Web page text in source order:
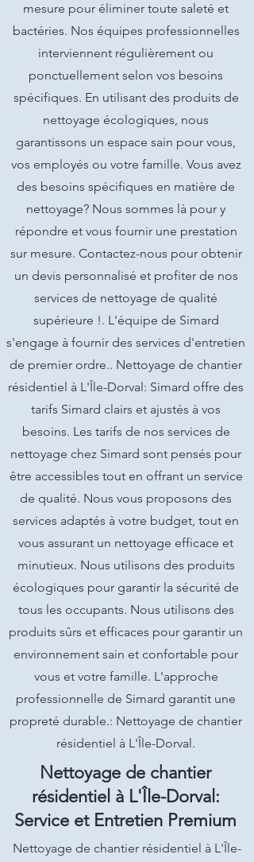
mesure pour éliminer toute saleté et
bactéries. Nos équipes professionnelles
interviennent régulièrement ou
ponctuellement selon vos besoins
spécifiques. En utilisant des produits de
nettoyage écologiques, nous
garantissons un espace sain pour vous,
vos employés ou votre famille. Vous avez
des besoins spécifiques en matière de
nettoyage? Nous sommes là pour y
répondre et vous fournir une prestation
sur mesure. Contactez-nous pour obtenir
un devis personnalisé et profiter de nos
services de nettoyage de qualité
supérieure !. L'équipe de Simard
s'engage à fournir des services d'entretien
de premier ordre.. Nettoyage de chantier
résidentiel à L'Île-Dorval: Simard offre des
tarifs Simard clairs et ajustés à vos
besoins. Les tarifs de nos services de
nettoyage chez Simard sont pensés pour
être accessibles tout en offrant un service
de qualité. Nous vous proposons des
services adaptés à votre budget, tout en
vous assurant un nettoyage efficace et
minutieux. Nous utilisons des produits
écologiques pour garantir la sécurité de
tous les occupants. Nous utilisons des
produits sûrs et efficaces pour garantir un
environnement sain et confortable pour
vous et votre famille. L'approche
professionnelle de Simard garantit une
propreté durable.: Nettoyage de chantier
résidentiel à L'Île-Dorval.
Nettoyage de chantier
résidentiel à L'Île-Dorval:
Service et Entretien Premium
Nettoyage de chantier résidentiel à L'Île-